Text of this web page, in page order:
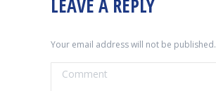
LEAVE A REPLY
Your email address will not be published.
Comment